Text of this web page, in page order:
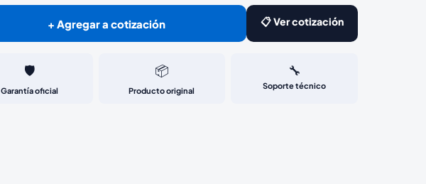
+ Agregar a cotización 📋 Ver cotización
🛡️
Garantía oficial
📦
Producto original
🔧
Soporte técnico